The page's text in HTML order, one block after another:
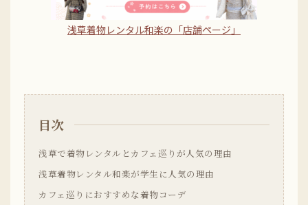
浅草着物レンタル和楽の「店舗ページ」
目次
浅草で着物レンタルとカフェ巡りが人気の理由
浅草着物レンタル和楽が学生に人気の理由
カフェ巡りにおすすめな着物コーデ